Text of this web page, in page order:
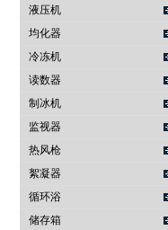
液压机
均化器
冷冻机
读数器
制冰机
监视器
热风枪
絮凝器
循环浴
储存箱